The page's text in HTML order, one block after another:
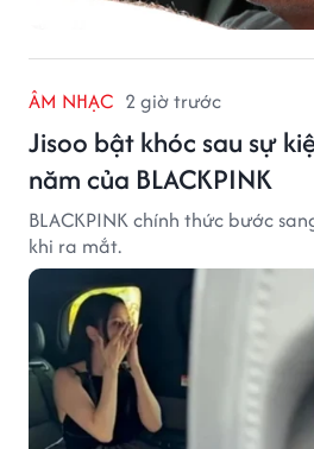
ÂM NHẠC 2 giờ trước
Jisoo bật khóc sau sự
năm của BLACKPINK
BLACKPINK chính thức bước
khi ra mắt.